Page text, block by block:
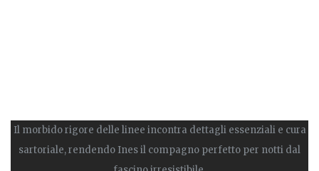
Il morbido rigore delle linee incontra dettagli essenziali e cura
sartoriale, rendendo Ines il compagno perfetto per notti dal